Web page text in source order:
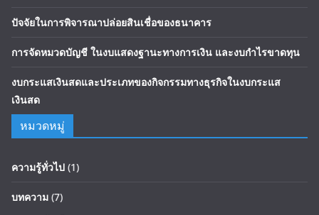
ปัจจัยในการพิจารณาปล่อยสินเชื่อของธนาคาร
การจัดหมวดบัญชี ในงบแสดงฐานะทางการเงิน และงบกำไรขาดทุน
งบกระแสเงินสดและประเภทของกิจกรรมทางธุรกิจในงบกระแส
เงินสด
หมวดหมู่
ความรู้ทั่วไป (1)
บทความ (7)